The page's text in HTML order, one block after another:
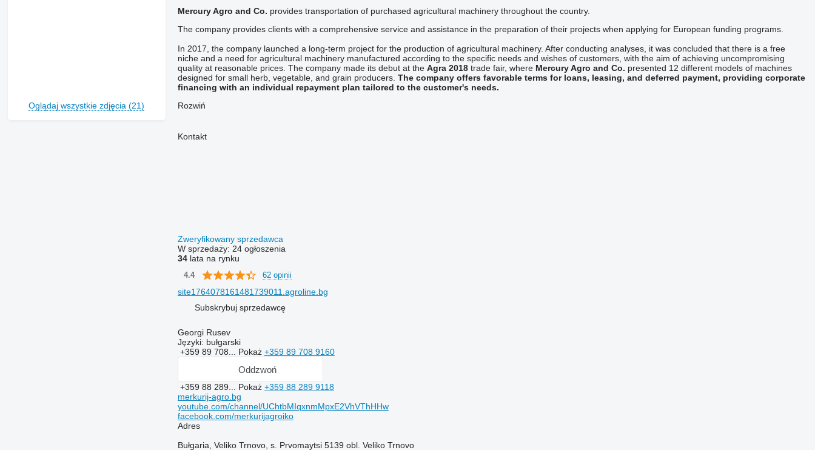
Oglądaj wszystkie zdjęcia (21)
Mercury Agro and Co. provides transportation of purchased agricultural machinery throughout the country.
The company provides clients with a comprehensive service and assistance in the preparation of their projects when applying for European funding programs.
In 2017, the company launched a long-term project for the production of agricultural machinery. After conducting analyses, it was concluded that there is a free
niche and a need for agricultural machinery manufactured according to the specific needs and wishes of customers, with the aim of achieving uncompromising
quality at reasonable prices. The company made its debut at the Agra 2018trade fair, where Mercury Agro and Co. presented 12 different models of machines
designed for small herb, vegetable, and grain producers. The company offers favorable terms for loans, leasing, and deferred payment, providing corporate
financing with an individual repayment plan tailored to the customer's needs.
Rozwiń
Kontakt
Zweryfikowany sprzedawca
W sprzedaży: 24 ogłoszenia
34lata na rynku
4.4 62 opinii
site1764078161481739011.agroline.bg
Subskrybuj sprzedawcę
Georgi Rusev
Języki: bułgarski
+359 89 708... Pokaż +359 89 708 9160
Oddzwoń
+359 88 289... Pokaż +359 88 289 9118
merkurij-agro.bg
youtube.com/channel/UChtbMIqxnmMpxE2VhVThHHw
facebook.com/merkurijagroiko
Adres
Bułgaria, Veliko Trnovo, s. Prvomaytsi 5139 obl. Veliko Trnovo